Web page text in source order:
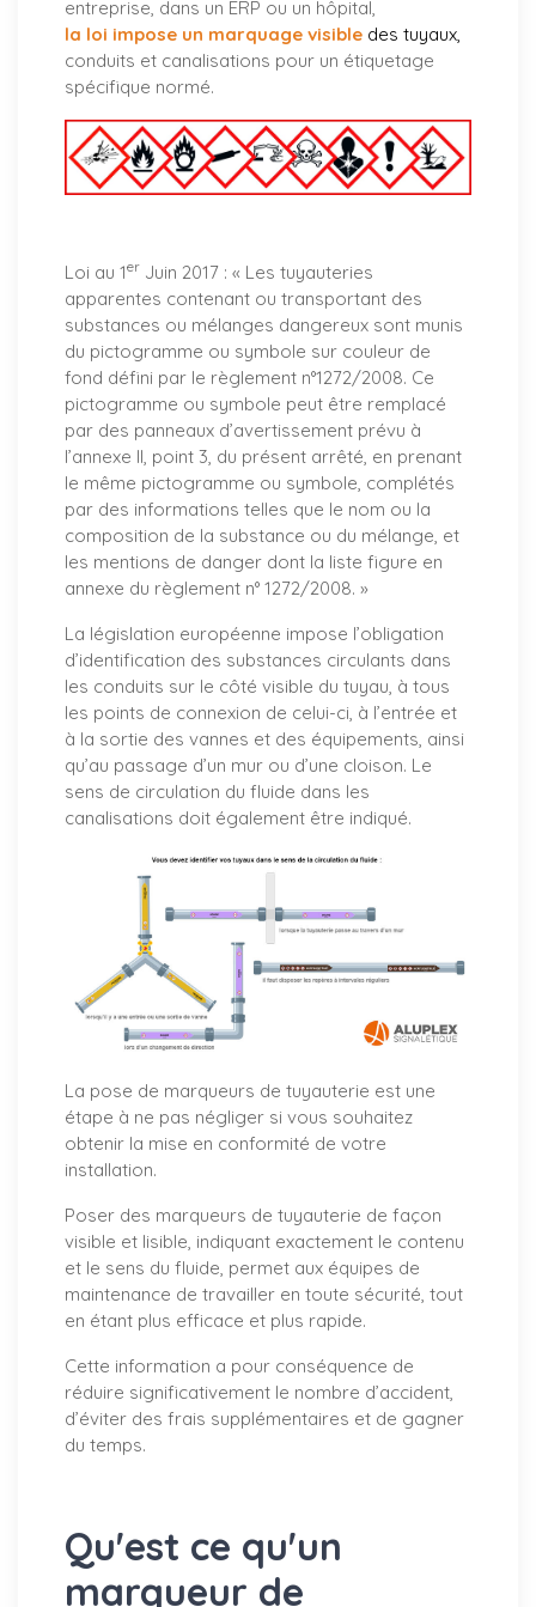
entreprise, dans un ERP ou un hôpital,
la loi impose un marquage visible des tuyaux,
conduits et canalisations pour un étiquetage
spécifique normé.
Loi au 1er Juin 2017 : « Les tuyauteries
apparentes contenant ou transportant des
substances ou mélanges dangereux sont munis
du pictogramme ou symbole sur couleur de
fond défini par le règlement n°1272/2008. Ce
pictogramme ou symbole peut être remplacé
par des panneaux d’avertissement prévu à
l’annexe II, point 3, du présent arrêté, en prenant
le même pictogramme ou symbole, complétés
par des informations telles que le nom ou la
composition de la substance ou du mélange, et
les mentions de danger dont la liste figure en
annexe du règlement n° 1272/2008. »
La législation européenne impose l’obligation
d’identification des substances circulants dans
les conduits sur le côté visible du tuyau, à tous
les points de connexion de celui-ci, à l’entrée et
à la sortie des vannes et des équipements, ainsi
qu’au passage d’un mur ou d’une cloison. Le
sens de circulation du fluide dans les
canalisations doit également être indiqué.
La pose de marqueurs de tuyauterie est une
étape à ne pas négliger si vous souhaitez
obtenir la mise en conformité de votre
installation.
Poser des marqueurs de tuyauterie de façon
visible et lisible, indiquant exactement le contenu
et le sens du fluide, permet aux équipes de
maintenance de travailler en toute sécurité, tout
en étant plus efficace et plus rapide.
Cette information a pour conséquence de
réduire significativement le nombre d’accident,
d’éviter des frais supplémentaires et de gagner
du temps.
Qu'est ce qu'un
marqueur de